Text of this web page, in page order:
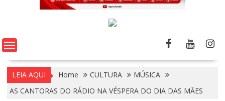
LEIA AQUI Home CULTURA
MÚSICA
AS CANTORAS DO RÁDIO NA VÉSPERA DO DIA DAS MÃES